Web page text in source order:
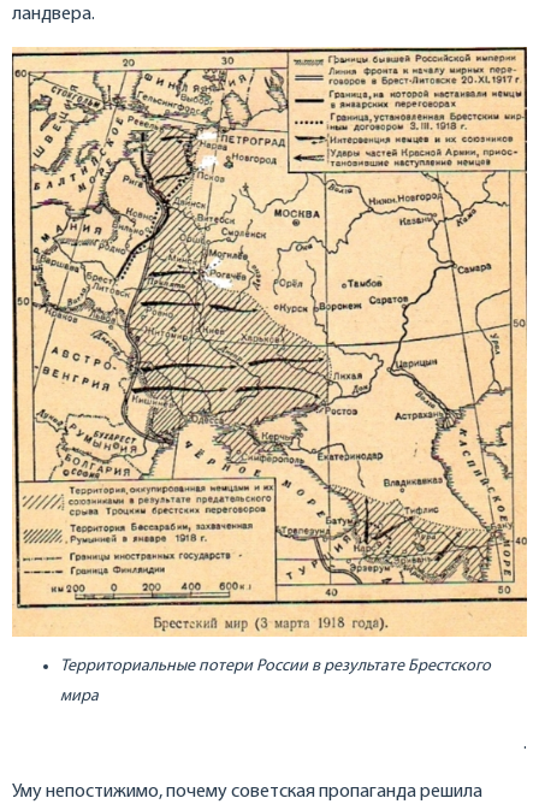
ландвера.
Территориальные потери России в результате Брестского
мира
.
Уму непостижимо, почему советская пропаганда решила